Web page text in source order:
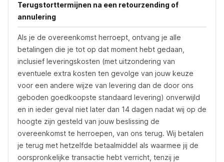
Terugstorttermijnen na een retourzending of
annulering
Als je de overeenkomst herroept, ontvang je alle
betalingen die je tot op dat moment hebt gedaan,
inclusief leveringskosten (met uitzondering van
eventuele extra kosten ten gevolge van jouw keuze
voor een andere wijze van levering dan de door ons
geboden goedkoopste standaard levering) onverwijld
en in ieder geval niet later dan 14 dagen nadat wij op de
hoogte zijn gesteld van jouw beslissing de
overeenkomst te herroepen, van ons terug. Wij betalen
je terug met hetzelfde betaalmiddel als waarmee jij de
oorspronkelijke transactie hebt verricht, tenzij je